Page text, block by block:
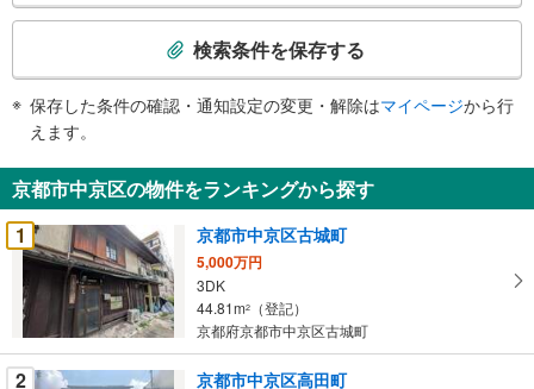
検
知
を
受
け
取
る
・
条
件
検索条件を保存する
保存した条件の確認・通知設定の変更・解除はマイページから行
えます。
京都市中京区の物件をランキングから探す
1
京都市中京区古城町
5,000万円
3DK
44.81m2
（登記）
京都府京都市中京区古城町
2 京都市中京区高田町